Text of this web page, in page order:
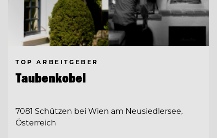
TOP ARBEITGEBER
Taubenkobel
7081 Schützen bei Wien am Neusiedlersee,
Österreich